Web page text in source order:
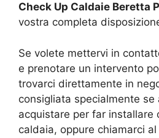
Check Up Caldaie Beretta
vostra completa
Se volete mettervi in
e prenotare un intervento
trovarci direttamente in
consigliata specialmente
acquistare per far installare
caldaia, oppure chiamarci